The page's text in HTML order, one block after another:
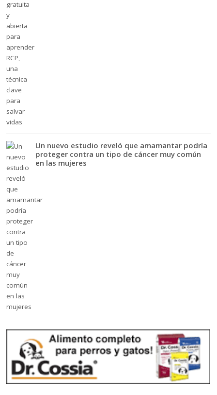
Un nuevo estudio reveló que amamantar podría
proteger contra un tipo de cáncer muy común
en las mujeres